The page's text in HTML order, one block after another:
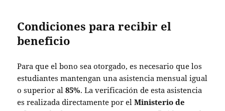
Condiciones para recibir el
beneficio
Para que el bono sea otorgado, es necesario que los
estudiantes mantengan una asistencia mensual igual
o superior al85%. La verificación de esta asistencia
es realizada directamente por elMinisterio de